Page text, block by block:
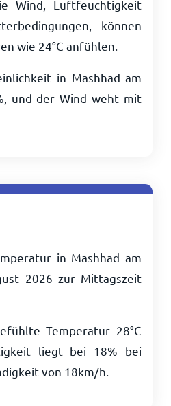
Wind, Luftfeuchtigkeit
können
wie 24°C anfühlen.
in Mashhad am
und der Wind weht mit
in Mashhad am
2026 zur Mittagszeit
Temperatur 28°C
liegt bei 18% bei
von 18km/h